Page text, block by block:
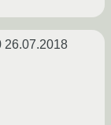
26.07.2018